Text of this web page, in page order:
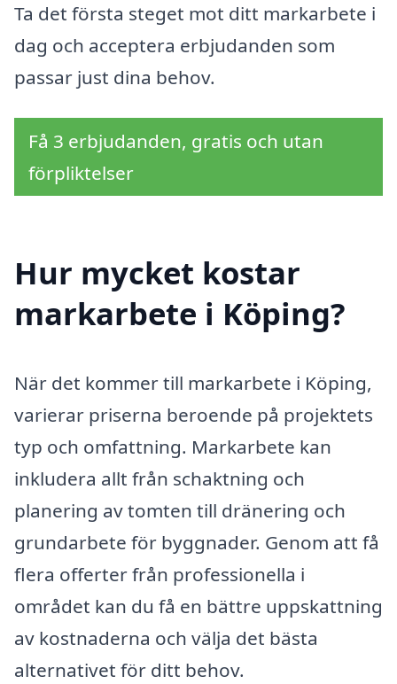
Ta det första steget mot ditt markarbete i
dag och acceptera erbjudanden som
passar just dina behov.
Få 3 erbjudanden, gratis och utan
förpliktelser
Hur mycket kostar
markarbete i Köping?
När det kommer till markarbete i Köping,
varierar priserna beroende på projektets
typ och omfattning. Markarbete kan
inkludera allt från schaktning och
planering av tomten till dränering och
grundarbete för byggnader. Genom att få
flera offerter från professionella i
området kan du få en bättre uppskattning
av kostnaderna och välja det bästa
alternativet för ditt behov.